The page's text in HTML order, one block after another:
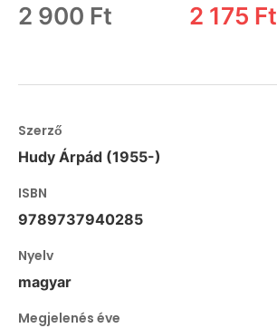
2 900 Ft 2 175 Ft
Szerző
Hudy Árpád (1955-)
ISBN
9789737940285
Nyelv
magyar
Megjelenés éve